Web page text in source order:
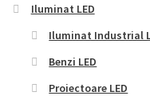
Iluminat LED
Iluminat Industrial
Benzi LED
Proiectoare LED